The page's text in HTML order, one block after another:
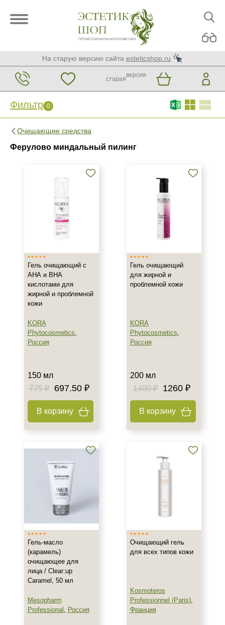
На старую версию сайта esteticshop.ru
старая
версия
Фильтр 0
Очищающие средства
Ферулово миндальный пилинг
Фильтр 0
Россия
Франция
Тип товара
Масло
Масло для лица
Домашняя
Профессиональная
Тип кожи
Комбинированная
Любой возраст
Любой возраст (от 18 лет)
После 20
Действие
Матирование
Гель очищающий с
АНА и ВНА
кислотами для
жирной и проблемной
кожи
KORA
Phytocosmetics,
Россия
150 мл
775 ₽
697.50 ₽
В корзину
Гель очищающий
для жирной и
проблемной кожи
KORA
Phytocosmetics,
Россия
200 мл
1400 ₽
1260 ₽
В корзину
Гель-масло
(карамель)
очищающее для
лица / Clear:up
Caramel, 50 мл
Mesopharm
Professional , Россия
Очищающий гель
для всех типов кожи
Kosmoteros
Professionnel (Paris),
Франция